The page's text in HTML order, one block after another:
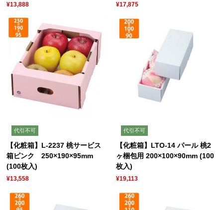
¥13,888 ¥17,875
代引不可
【化粧箱】L-2237 桃サービス
箱ピンク 250×190×95mm
(100枚入)
¥13,558
代引不可
【化粧箱】LTO-14 パール 桃2
ヶ梱包用 200×100×90mm (100
枚入)
¥19,113